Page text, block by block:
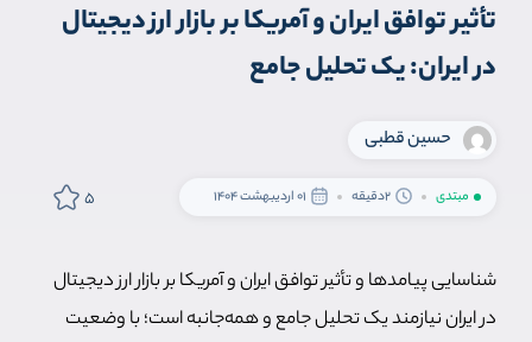
تأثیر توافق ایران و آمریکا بر بازار ارز دیجیتال
در ایران: یک تحلیل جامع
حسین قطبی
مبتدی 2دقیقه 01 اردیبهشت 1404 5
شناسایی پیامدها و تأثیر توافق ایران و آمریکا بر بازار ارز دیجیتال
در ایران نیازمند یک تحلیل جامع و همه‌جانبه است؛ با وضعیت